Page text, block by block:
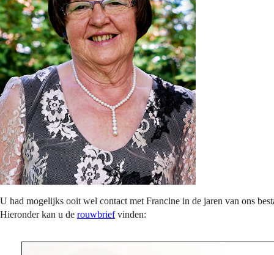
U had mogelijks ooit wel contact met Francine in de jaren van ons
Hieronder kan u de rouwbriefvinden: